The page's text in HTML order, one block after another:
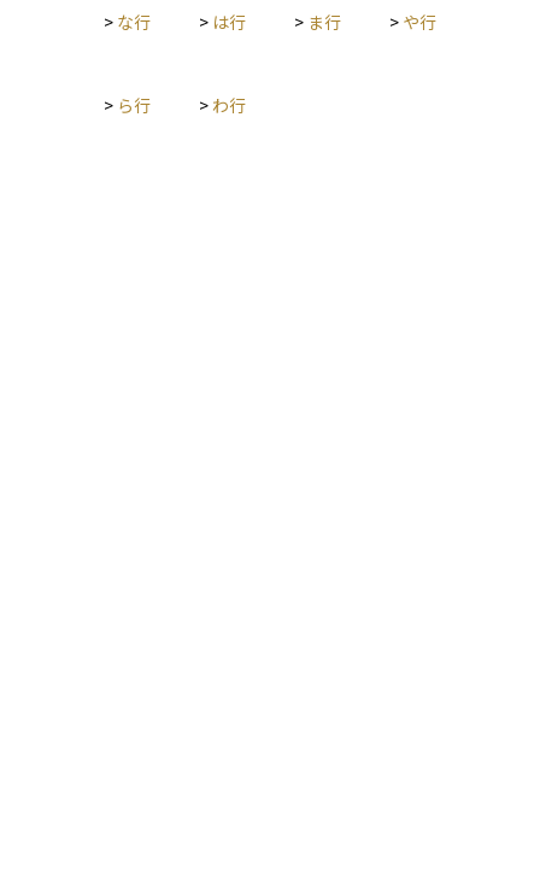
> な行 > は行 > ま行 > や行
> ら行 > わ行